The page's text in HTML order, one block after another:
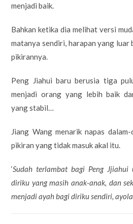
menjadi baik.
Bahkan ketika dia melihat versi
matanya sendiri, harapan yang luar
pikirannya.
Peng Jiahui baru berusia tiga
menjadi orang yang lebih baik
yang stabil…
Jiang Wang menarik napas
pikiran yang tidak masuk akal itu.
‘Sudah terlambat bagi Peng
diriku yang masih anak-anak, dan
menjadi ayah bagi diriku sendiri,